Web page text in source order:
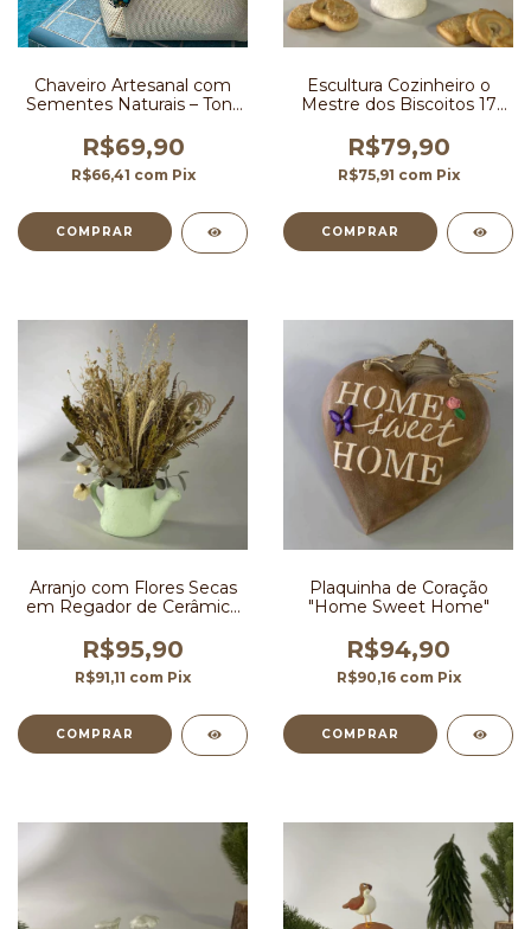
Chaveiro Artesanal com
Sementes Naturais – Tons
R$69,90
R$66,41 com Pix
Escultura Cozinheiro o
Mestre dos Biscoitos 17
R$79,90
R$75,91 com Pix
Arranjo com Flores Secas
em Regador de Cerâmica
R$95,90
R$91,11 com Pix
Plaquinha de Coração
"Home Sweet Home"
R$94,90
R$90,16 com Pix